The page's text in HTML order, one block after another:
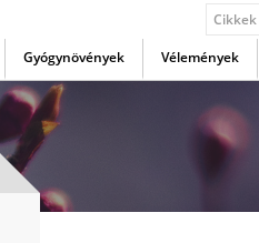
Gyógynövények Vélemények